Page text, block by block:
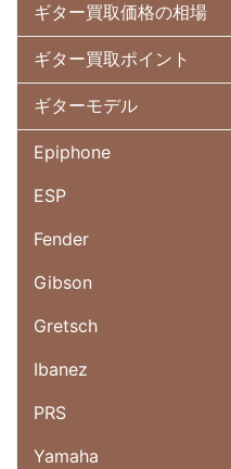
ギター買取価格の相場
ギター買取ポイント
ギターモデル
Epiphone
ESP
Fender
Gibson
Gretsch
Ibanez
PRS
Yamaha